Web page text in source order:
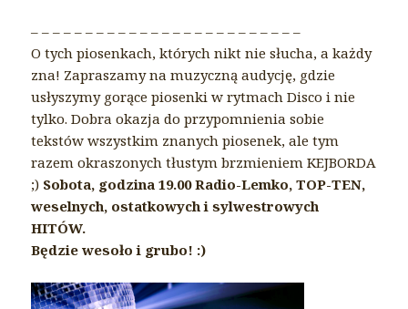
– – – – – – – – – – – – – – – – – – – – – – – – –
O tych piosenkach, których nikt nie słucha, a każdy
zna! Zapraszamy na muzyczną audycję, gdzie
usłyszymy gorące piosenki w rytmach Disco i nie
tylko. Dobra okazja do przypomnienia sobie
tekstów wszystkim znanych piosenek, ale tym
razem okraszonych tłustym brzmieniem KEJBORDA
;) Sobota, godzina 19.00 Radio-Lemko, TOP-TEN,
weselnych, ostatkowych i sylwestrowych
HITÓW.
Będzie wesoło i grubo! :)